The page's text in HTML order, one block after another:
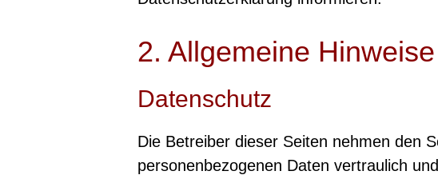
2. Allgemeine
Datenschutz
Die Betreiber dieser Seiten nehmen den
personenbezogenen Daten vertraulich